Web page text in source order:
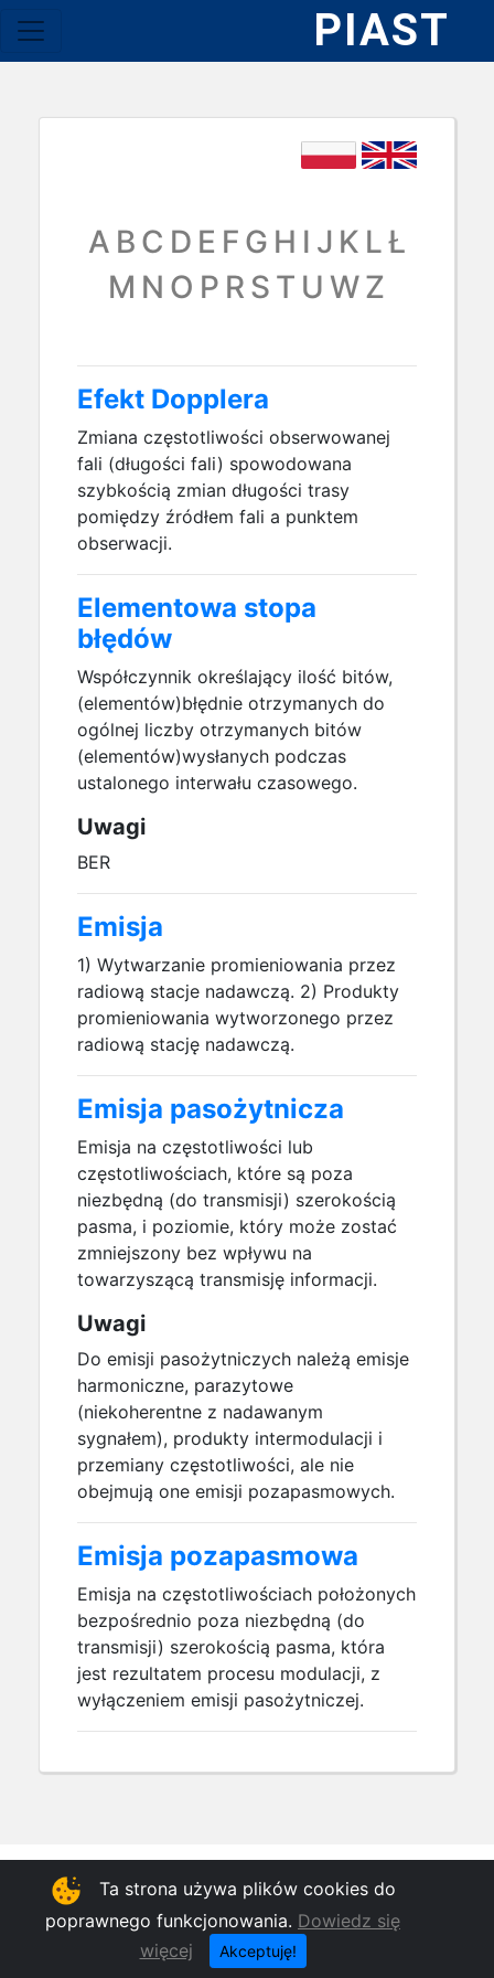
Ta strona używa plików cookies do
poprawnego funkcjonowania. Dowiedz się
więcej
Akceptuję!
PIAST
A B C D E F G H I J K LŁ
M N O P R S T U WZ
Efekt Dopplera
Zmiana częstotliwości obserwowanej
fali (długości fali) spowodowana
szybkością zmian długości trasy
pomiędzy źródłem fali a punktem
obserwacji.
Elementowa stopa
błędów
Współczynnik określający ilość bitów,
(elementów)błędnie otrzymanych do
ogólnej liczby otrzymanych bitów
(elementów)wysłanych podczas
ustalonego interwału czasowego.
Uwagi
BER
Emisja
1) Wytwarzanie promieniowania przez
radiową stacje nadawczą. 2) Produkty
promieniowania wytworzonego przez
radiową stację nadawczą.
Emisja pasożytnicza
Emisja na częstotliwości lub
częstotliwościach, które są poza
niezbędną (do transmisji) szerokością
pasma, i poziomie, który może zostać
zmniejszony bez wpływu na
towarzyszącą transmisję informacji.
Uwagi
Do emisji pasożytniczych należą emisje
harmoniczne, parazytowe
(niekoherentne z nadawanym
sygnałem), produkty intermodulacji i
przemiany częstotliwości, ale nie
obejmują one emisji pozapasmowych.
Emisja pozapasmowa
Emisja na częstotliwościach położonych
bezpośrednio poza niezbędną (do
transmisji) szerokością pasma, która
jest rezultatem procesu modulacji, z
wyłączeniem emisji pasożytniczej.
© 2012-2026 Version: 2.0.6.0 CopyrightInstytut Łączności - Państwowy Instytut
Badawczy
App icon byicons8